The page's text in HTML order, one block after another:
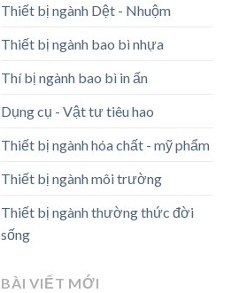
Thiết bị ngành Dệt - Nhuộm
Thiết bị ngành bao bì nhựa
Thí bị ngành bao bì in ấn
Dụng cụ - Vật tư tiêu hao
Thiết bị ngành hóa chất - mỹ phẩm
Thiết bị ngành môi trường
Thiết bị ngành thường thức đời
sống
BÀI VIẾT MỚI